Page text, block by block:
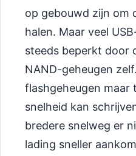
op gebouwd zijn om
halen. Maar veel
steeds beperkt door
NAND-geheugen
flashgeheugen maar
snelheid kan
bredere snelweg er
lading sneller